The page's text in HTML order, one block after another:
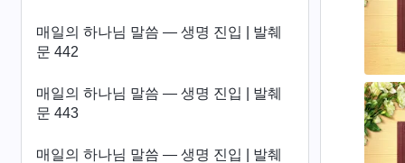
매일의 하나님 말씀 ― 생명 진입 | 발췌
문 442
매일의 하나님 말씀 ― 생명 진입 | 발췌
문 443
매일의 하나님 말씀 ― 생명 진입 | 발췌